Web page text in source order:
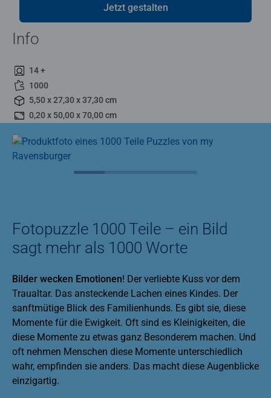
Jetzt gestalten
Info
14 +
1000
5,50 x 27,30 x 37,30 cm
0,20 x 50,00 x 70,00 cm
Fotopuzzle 1000 Teile – ein Bild
sagt mehr als 1000 Worte
Bilder wecken Emotionen! Der verliebte Kuss vor dem
Traualtar. Das ansteckende Lachen eines Kindes. Der
sanftmütige Blick des Familienhunds. Es gibt sie, diese
Momente für die Ewigkeit. Oft sind es Kleinigkeiten, die
diese Momente zu etwas ganz Besonderem machen. Und
oft nehmen Menschen diese Momente unterschiedlich
wahr, empfinden sie anders. Das macht diese Augenblicke
einzigartig.